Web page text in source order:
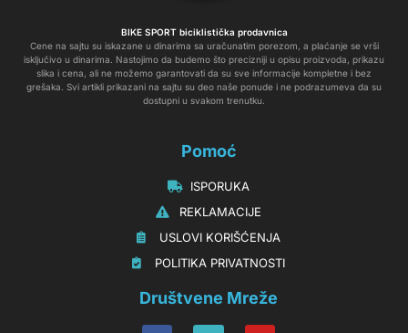
BIKE SPORT biciklistička prodavnica
Cene na sajtu su iskazane u dinarima sa uračunatim porezom, a plaćanje se vrši
isključivo u dinarima. Nastojimo da budemo što precizniji u opisu proizvoda, prikazu
slika i cena, ali ne možemo garantovati da su sve informacije kompletne i bez
grešaka. Svi artikli prikazani na sajtu su deo naše ponude i ne podrazumeva da su
dostupni u svakom trenutku.
Pomoć
‏‏‎‏‏‎ ‎ISPORUKA
‏‏‏‏‎ ‎‎‎‎‎‎REKLAMACIJE‎‎‎
‏‏‎‏‏‎ ‎‎USLOVI KORIŠĆENJA
‏‏‏‎ ‎‎POLITIKA PRIVATNOSTI
Društvene Mreže